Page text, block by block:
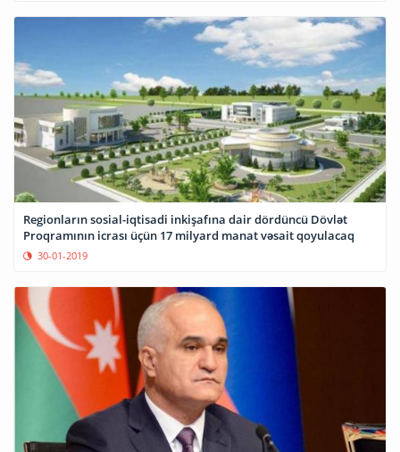
Regionların sosial-iqtisadi inkişafına dair dördüncü Dövlət
Proqramının icrası üçün 17 milyard manat vəsait qoyulacaq
30-01-2019